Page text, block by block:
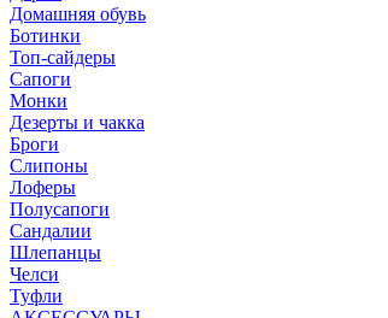
Домашняя обувь
Ботинки
Топ-сайдеры
Сапоги
Монки
Дезерты и чакка
Броги
Слипоны
Лоферы
Полусапоги
Сандалии
Шлепанцы
Челси
Туфли